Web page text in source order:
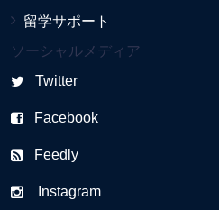
留学サポート
ソーシャルメディア
Twitter
Facebook
Feedly
Instagram